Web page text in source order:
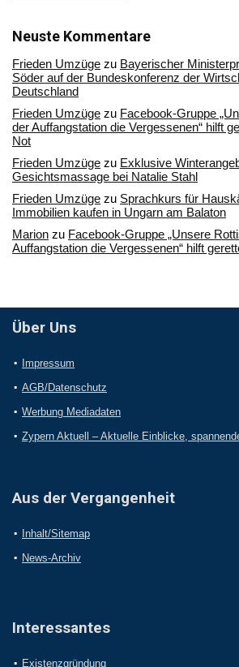
Archiv
Neuste Kommentare
Frieden Umzüge zu Bayerischer
Söder auf der Bundeskonferenz der
Deutschland
Frieden Umzüge zu Facebook-Gruppe
der Auffangstation die Vergessenen“ hilft
Not
Frieden Umzüge zu Exklusive
Gesichtsmassage bei Natalie Stahl
Frieden Umzüge zu Sprachkurs für
Immobilien kaufen in Ungarn am Balaton
Marion zu Facebook-Gruppe „Unsere
Auffangstation die Vergessenen“ hilft
Über Uns
Impressum
AGB/Datenschutz
Werbung Mediadaten
Zypern Aktuell – Aktuelle Einblicke,
Aus der Vergangenheit
Inhalt/Sitemap
News-Archiv
Interessantes
Existenzgründung